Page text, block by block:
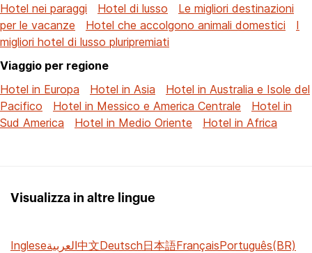
Hotel nei paraggi
Hotel di lusso
Le migliori destinazioni
per le vacanze
Hotel che accolgono animali domestici
I
migliori hotel di lusso pluripremiati
Viaggio per regione
Hotel in Europa
Hotel in Asia
Hotel in Australia e Isole del
Pacifico
Hotel in Messico e America Centrale
Hotel in
Sud America
Hotel in Medio Oriente Hotel in Africa
Visualizza in altre lingue
Ingleseالعربية中文Deutsch日本語FrançaisPortuguês(BR)